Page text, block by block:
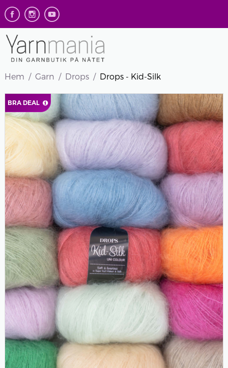
Hem Garn Drops Drops - Kid-Silk
BRA DEAL